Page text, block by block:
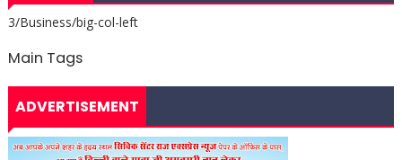
3/Business/big-col-left
Main Tags
ADVERTISEMENT